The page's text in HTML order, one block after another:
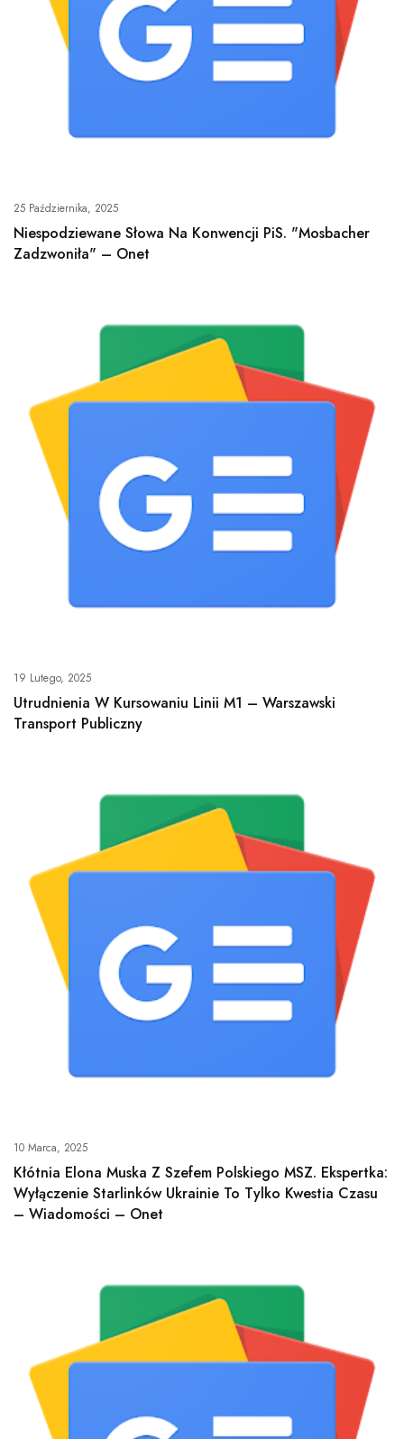
25 Października, 2025
Niespodziewane Słowa Na Konwencji PiS. "Mosbacher
Zadzwoniła" – Onet
19 Lutego, 2025
Utrudnienia W Kursowaniu Linii M1 – Warszawski
Transport Publiczny
10 Marca, 2025
Kłótnia Elona Muska Z Szefem Polskiego MSZ. Ekspertka:
Wyłączenie Starlinków Ukrainie To Tylko Kwestia Czasu
– Wiadomości – Onet